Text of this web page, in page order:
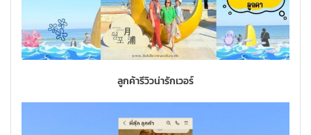
ลูกค้ารีวิวน่ารักเวอร์